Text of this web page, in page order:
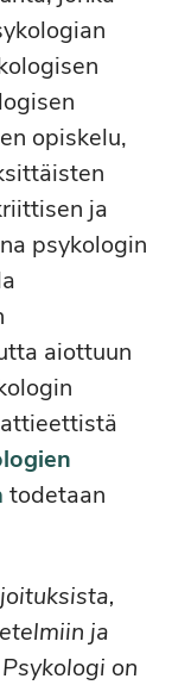
opiskelu,
ja
psykologin
aiottuun
todetaan
ja
on